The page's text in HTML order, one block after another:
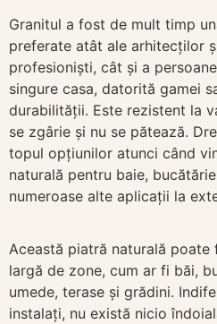
Granitul a fost de mult timp
preferate atât ale arhitecților
profesioniști, cât și a
singure casa, datorită gamei
durabilității. Este rezistent la
se zgârie și nu se pătează.
topul opțiunilor atunci când
naturală pentru baie,
numeroase alte aplicații la
Această piatră naturală
largă de zone, cum ar fi băi,
umede, terase și grădini.
instalați, nu există nicio